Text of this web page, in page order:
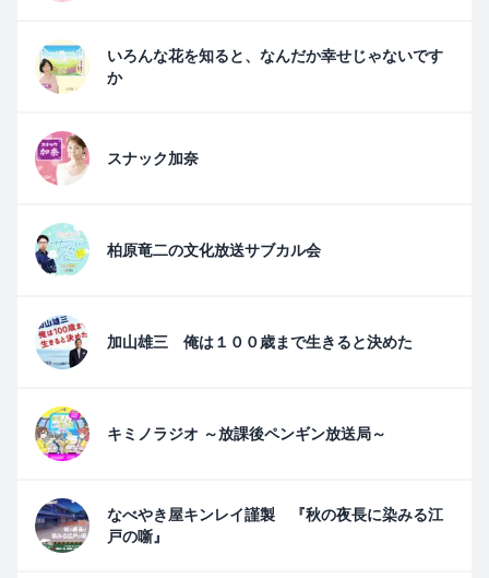
いろんな花を知ると、なんだか幸せじゃないです
か
スナック加奈
柏原竜二の文化放送サブカル会
加山雄三 俺は１００歳まで生きると決めた
キミノラジオ ～放課後ペンギン放送局～
なべやき屋キンレイ謹製 『秋の夜長に染みる江
戸の噺』